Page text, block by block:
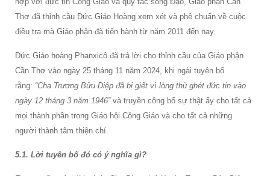
Thơ đã thỉnh cầu Đức Giáo Hoàng xem xét và phê chuẩn về cuộc
điều tra mà Giáo phận đã tiến hành từ năm 2011 đến nay.
Đức Giáo hoàng Phanxicô đã trả lời cho thỉnh cầu của Giáo phận
Cần Thơ vào ngày 25 tháng 11 năm 2024, khi ngài tuyên bố
rằng: “Cha Trương Bửu Diệp đã bị giết vì lòng thù ghét đức tin vào
ngày 12 tháng 3 năm 1946” và truyền công bố sự thật ấy cho tất cả
mọi thành phần trong Giáo hội Công Giáo và cho tất cả những
người thành tâm thiện chí.
5.1. Lời tuyên bố đó có ý nghĩa gì?